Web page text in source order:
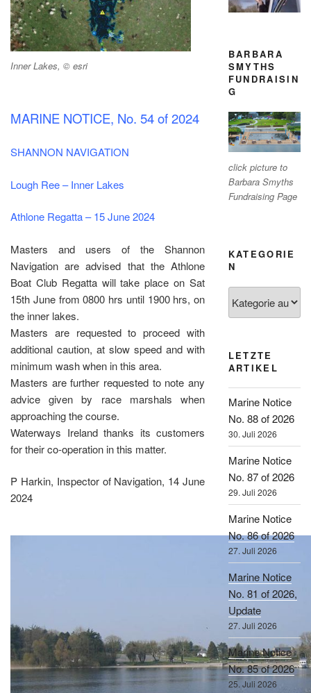
Inner Lakes, © esri
MARINE NOTICE, No. 54 of 2024
SHANNON NAVIGATION
Lough Ree – Inner Lakes
Athlone Regatta – 15 June 2024
Masters and users of the Shannon
Navigation are advised that the Athlone
Boat Club Regatta will take place on Sat
15th June from 0800 hrs until 1900 hrs, on
the inner lakes.
Masters are requested to proceed with
additional caution, at slow speed and with
minimum wash when in this area.
Masters are further requested to note any
advice given by race marshals when
approaching the course.
Waterways Ireland thanks its customers
for their co-operation in this matter.
P Harkin, Inspector of Navigation, 14 June
2024
BARBARA
SMYTHS
FUNDRAISIN
G
click picture to
Barbara Smyths
Fundraising Page
KATEGORIE
N
LETZTE
ARTIKEL
Marine Notice
No. 88 of 2026
30. Juli 2026
Marine Notice
No. 87 of 2026
29. Juli 2026
Marine Notice
No. 86 of 2026
27. Juli 2026
Marine Notice
No. 81 of 2026,
Update
27. Juli 2026
Marine Notice
No. 85 of 2026
25. Juli 2026